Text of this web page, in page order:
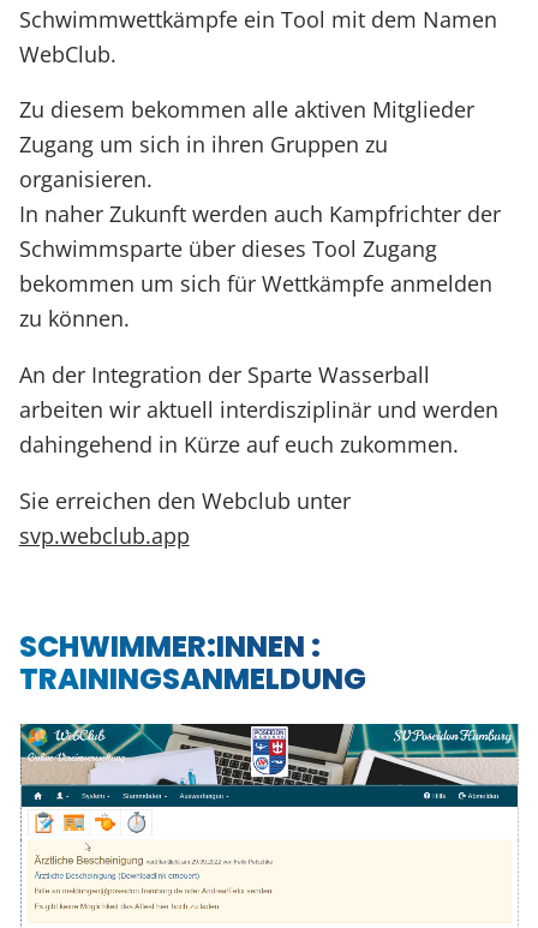
Schwimmwettkämpfe ein Tool mit dem Namen
WebClub.
Zu diesem bekommen alle aktiven Mitglieder
Zugang um sich in ihren Gruppen zu
organisieren.
In naher Zukunft werden auch Kampfrichter der
Schwimmsparte über dieses Tool Zugang
bekommen um sich für Wettkämpfe anmelden
zu können.
An der Integration der Sparte Wasserball
arbeiten wir aktuell interdisziplinär und werden
dahingehend in Kürze auf euch zukommen.
Sie erreichen den Webclub unter
svp.webclub.app
SCHWIMMER:INNEN :
TRAININGSANMELDUNG